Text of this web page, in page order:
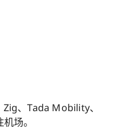
、Tada Mobility、
场。